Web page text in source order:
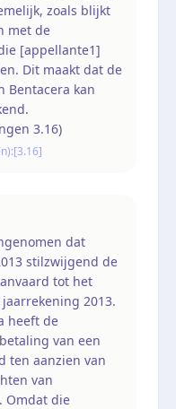
zoals blijkt
met de
[appellante1]
Dit maakt dat de
Bentacera kan
3.16)
[3.16]
dat
stilzwijgend de
tot het
2013.
heeft de
van een
ten aanzien van
van
Omdat die